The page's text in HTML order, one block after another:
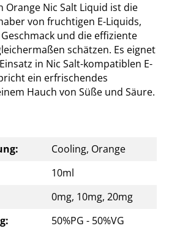
Orange Nic Salt Liquid ist die
von fruchtigen E-Liquids,
und die effiziente
schätzen. Es eignet
in Nic Salt-kompatiblen E-
ein erfrischendes
Hauch von Süße und Säure.
Cooling, Orange
10ml
0mg, 10mg, 20mg
50%PG - 50%VG